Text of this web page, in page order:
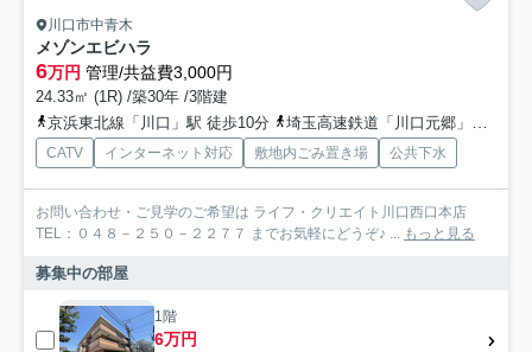
川口市中青木
メゾンエビハラ
6万円 管理/共益費3,000円
24.33㎡ (1R) /築30年 /3階建
京浜東北線「川口」駅 徒歩10分
埼玉高速鉄道「川口元郷」駅 徒歩24分
CATV インターネット対応 敷地内ごみ置き場 公共下水
お問い合わせ・ご見学のご希望は ライフ・クリエイト川口西口本店
TEL：０４８－２５０－２２７７ までお気軽にどうぞ♪ ...
もっと見る
募集中の部屋
1階
6万円